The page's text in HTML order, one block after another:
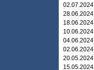
02.07.2024
28.06.2024
18.06.2024
10.06.2024
04.06.2024
02.06.2024
20.05.2024
15.05.2024